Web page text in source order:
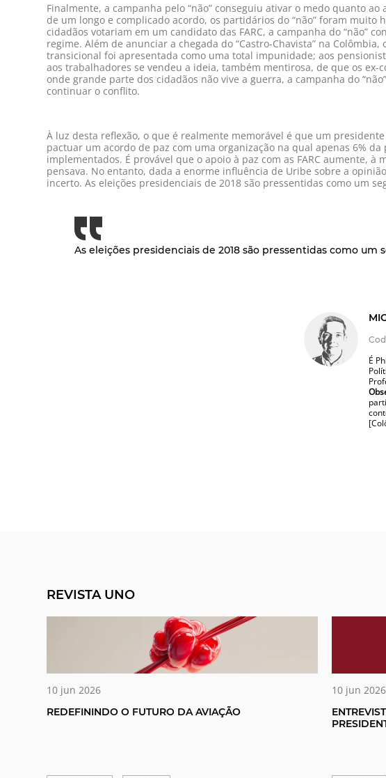
Finalmente, a campanha pelo “não” conseguiu ativar o medo quanto
de um longo e complicado acordo, os partidários do “não” foram
cidadãos votariam em um candidato das FARC, a campanha do “não”
regime. Além de anunciar a chegada do “Castro-Chavista” na
transicional foi apresentada como uma total impunidade; aos
aos trabalhadores se vendeu a ideia, também mentirosa, de que os
onde grande parte dos cidadãos não vive a guerra, a campanha do
continuar o conflito.
À luz desta reflexão, o que é realmente memorável é que um
pactuar um acordo de paz com uma organização na qual apenas 6%
implementados. É provável que o apoio à paz com as FARC aumente,
pensava. No entanto, dada a enorme influência de Uribe sobre a
incerto. As eleições presidenciais de 2018 são pressentidas como um
As eleições presidenciais de 2018 são pressentidas como
É
REVISTA UNO
10 jun 2026
REDEFININDO O FUTURO DA AVIAÇÃO
10 jun 2026